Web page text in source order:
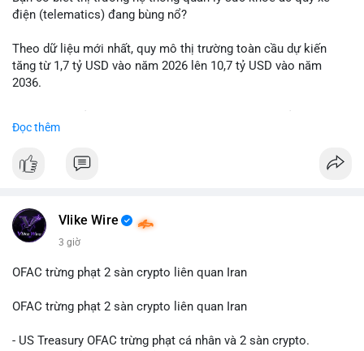
động thái chốt lời; ngược lại, nếu vào ví mới không hoạt động,
Lời khuyên: Nhà đầu tư nhỏ lẻ nên quan sát thêm 2-4 giờ sau
khi giao dịch được xác nhận, tránh hành động theo cảm xúc.
ưu tiên quản trị rủi ro trong giai đoạn biến động mạnh.
#btcmempool65k
điện (telematics) đang bùng nổ?
Theo dữ liệu mới nhất, quy mô thị trường toàn cầu dự kiến
tăng từ 1,7 tỷ USD vào năm 2026 lên 10,7 tỷ USD vào năm
2036.
hàng năm (CAGR) ấn tượng lên tới 20,2%.
Điều gì đang thúc đẩy sự tăng trưởng vượt bậc này? Hãy cùng
Đọc thêm
Vlike Wire
3 giờ
OFAC trừng phạt 2 sàn crypto liên quan Iran
OFAC trừng phạt 2 sàn crypto liên quan Iran
- US Treasury OFAC trừng phạt cá nhân và 2 sàn crypto.